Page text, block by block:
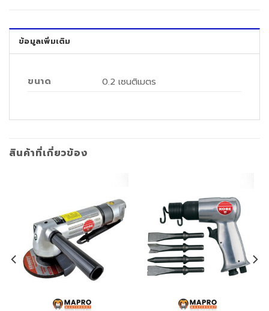
ข้อมูลเพิ่มเติม
ขนาด 0.2 เซนติเมตร
สินค้าที่เกี่ยวข้อง